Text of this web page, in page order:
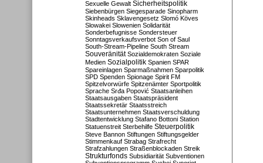
Sexuelle Gewalt Sicherheitspolitik
Siebenbürgen Siegesparade Sinopharm
Skinheads Sklavengesetz Slomó Köves
Slowakei Slowenien Solidarität
Sonderbefugnisse Sondersteuer
Sonntagsverkaufsverbot Son of Saul
South-Stream-Pipeline South Stream
Souveränität Sozialdemokraten Soziale
Medien Sozialpolitik Spanien SPAR
Spareinlagen Sparmaßnahmen Sparpolitik
SPD Spenden Spionage Spirit FM
Spitzelvorwürfe Spitzenämter Sportpolitik
Sprache Srđa Popović Staatsanleihen
Staatsausgaben Staatspräsident
Staatssekretär Staatsstreich
Staatsunternehmen Staatsverschuldung
Stadtentwicklung Stafano Bottoni Station
Statuenstreit Sterbehilfe Steuerpolitik
Steve Bannon Stiftungen Stiftungsgelder
Stimmenkauf Strabag Strafrecht
Strafzahlungen Straßenblockaden Streik
Strukturfonds Subsidiarität Subventionen